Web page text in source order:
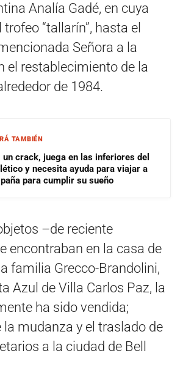
Analía Gadé, en cuya
“tallarín”, hasta el
Señora a la
el restablecimiento de la
de 1984.
TAMBIÉN
un crack, juega en las inferiores del
y necesita ayuda para viajar a
para cumplir su sueño
–de reciente
encontraban en la casa de
familia Grecco-Brandolini,
Azul de Villa Carlos Paz, la
ha sido vendida;
la mudanza y el traslado de
a la ciudad de Bell